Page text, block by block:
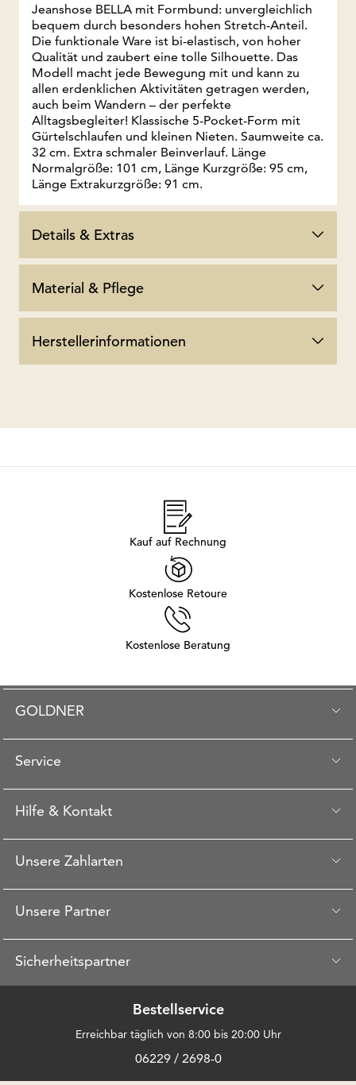
Jeanshose BELLA mit Formbund: unvergleichlich
bequem durch besonders hohen Stretch-Anteil.
Die funktionale Ware ist bi-elastisch, von hoher
Qualität und zaubert eine tolle Silhouette. Das
Modell macht jede Bewegung mit und kann zu
allen erdenklichen Aktivitäten getragen werden,
auch beim Wandern – der perfekte
Alltagsbegleiter! Klassische 5-Pocket-Form mit
Gürtelschlaufen und kleinen Nieten. Saumweite ca.
32 cm. Extra schmaler Beinverlauf. Länge
Normalgröße: 101 cm, Länge Kurzgröße: 95 cm,
Länge Extrakurzgröße: 91 cm.
Details & Extras
Material & Pflege
Herstellerinformationen
Kauf auf Rechnung
Kostenlose Retoure
Kostenlose Beratung
GOLDNER
Service
Hilfe & Kontakt
Unsere Zahlarten
Unsere Partner
Sicherheitspartner
Bestellservice
Erreichbar täglich von 8:00 bis 20:00 Uhr
06229 / 2698-0